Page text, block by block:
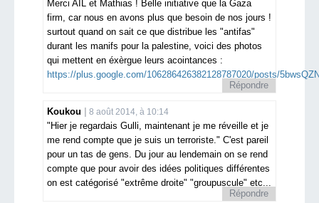
Merci AIL et Mathias ! Belle initiative que la Gaza
firm, car nous en avons plus que besoin de nos jours !
surtout quand on sait ce que distribue les "antifas"
durant les manifs pour la palestine, voici des photos
qui mettent en éxèrgue leurs acointances :
https://plus.google.com/106286426382128787020/posts/
Répondre
Koukou 8 août 2014, à 10:14
"Hier je regardais Gulli, maintenant je me réveille et je
me rend compte que je suis un terroriste." C'est pareil
pour un tas de gens. Du jour au lendemain on se rend
compte que pour avoir des idées politiques différentes
on est catégorisé "extrême droite" "groupuscule" etc...
Répondre